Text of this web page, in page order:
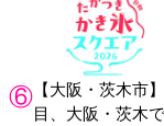
【大阪・茨木市
目、大阪・茨木